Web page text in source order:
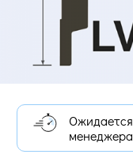
Ожидается поступление, уточняйте у
менеджера